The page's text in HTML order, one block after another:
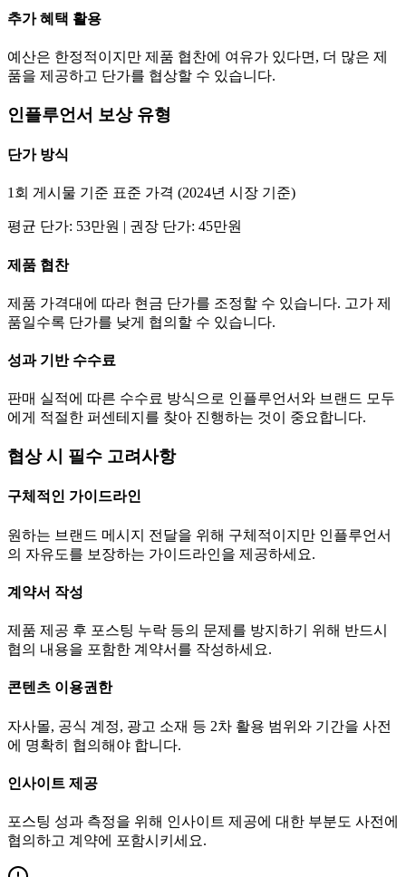
추가 혜택 활용
예산은 한정적이지만 제품 협찬에 여유가 있다면, 더 많은 제
품을 제공하고 단가를 협상할 수 있습니다.
인플루언서 보상 유형
단가방식
1회 게시물 기준 표준 가격 (2024년 시장 기준)
평균 단가: 53만원 | 권장 단가: 45만원
제품 협찬
제품 가격대에 따라 현금 단가를 조정할 수 있습니다. 고가 제
품일수록 단가를 낮게 협의할 수 있습니다.
성과 기반 수수료
판매 실적에 따른 수수료 방식으로 인플루언서와 브랜드 모두
에게 적절한 퍼센테지를 찾아 진행하는 것이 중요합니다.
협상 시 필수 고려사항
구체적인 가이드라인
원하는 브랜드 메시지 전달을 위해 구체적이지만 인플루언서
의 자유도를 보장하는 가이드라인을 제공하세요.
계약서 작성
제품 제공 후 포스팅 누락 등의 문제를 방지하기 위해 반드시
협의 내용을 포함한 계약서를 작성하세요.
콘텐츠 이용권한
자사몰, 공식 계정, 광고 소재 등 2차 활용 범위와 기간을 사전
에 명확히 협의해야 합니다.
인사이트 제공
포스팅 성과 측정을 위해 인사이트 제공에 대한 부분도 사전에
협의하고 계약에 포함시키세요.